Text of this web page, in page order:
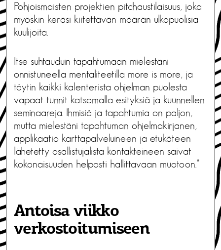
Pohjoismaisten projektien pitchaustilaisuus, joka
myöskin keräsi kiitettävän määrän ulkopuolisia
kuulijoita.
Itse suhtauduin tapahtumaan mielestäni
onnistuneella mentaliteetilla more is more, ja
täytin kaikki kalenterista ohjelman puolesta
vapaat tunnit katsomalla esityksiä ja kuunnellen
seminaareja. Ihmisiä ja tapahtumia on paljon,
mutta mielestäni tapahtuman ohjelmakirjanen,
applikaatio karttapalveluineen ja etukäteen
lähetetty osallistujalista kontakteineen saivat
kokonaisuuden helposti hallittavaan muotoon.”
Antoisa viikko
verkostoitumiseen